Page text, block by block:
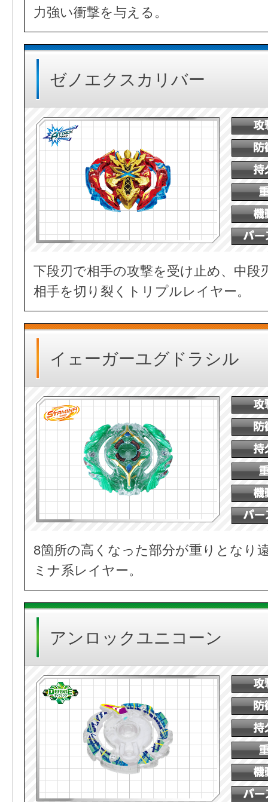
力強い衝撃を与える。
ゼノエクスカリバー
下段刃で相手の攻撃を受け止め、中段
相手を切り裂くトリプルレイヤー。
イェーガーユグドラシル
8箇所の高くなった部分が重りとなり
ミナ系レイヤー。
アンロックユニコーン